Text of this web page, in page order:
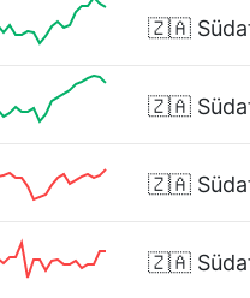
🇿🇦
🇿🇦
🇿🇦
🇿🇦